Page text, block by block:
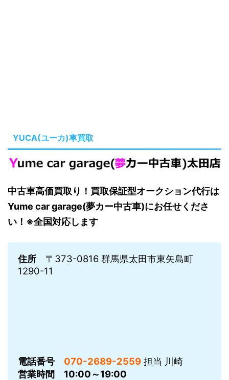
YUCA(ユーカ)車買取
中古車高価買取り！買取保証型オークション代行は
Yume car garage(夢カー中古車)にお任せくださ
い！※全国対応します
住所 〒373-0816 群馬県太田市東矢島町
1290-11
電話番号 070-2689-2559 担当 川崎
営業時間
10:00～19:00